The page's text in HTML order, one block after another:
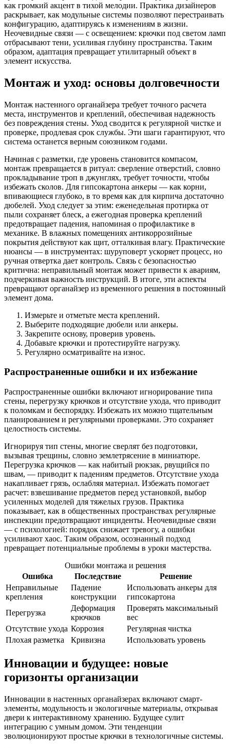
как громкий акцент в тихой мелодии. Практика дизайнеров
раскрывает, как модульные системы позволяют перестраивать
конфигурацию, адаптируясь к изменениям в жизни.
Неочевидные связи — с освещением: крючки под светом ламп
отбрасывают тени, усиливая глубину пространства. Таким
образом, адаптация превращает утилитарный объект в
элемент искусства.
Монтаж и уход: основы долговечности
Монтаж настенного органайзера требует точного расчета
места, инструментов и креплений, обеспечивая надежность
без повреждения стены. Уход сводится к регулярной чистке и
проверке, продлевая срок службы. Эти шаги гарантируют, что
система останется верным союзником годами.
Начиная с разметки, где уровень становится компасом,
монтаж превращается в ритуал: сверление отверстий, словно
прокладывание троп в джунглях, требует точности, чтобы
избежать сколов. Для гипсокартона анкеры — как корни,
впивающиеся глубоко, в то время как для кирпича достаточно
дюбелей. Уход следует за этим: еженедельная протирка от
пыли сохраняет блеск, а ежегодная проверка креплений
предотвращает падения, напоминая о профилактике в
механике. В влажных помещениях антикоррозийные
покрытия действуют как щит, отталкивая влагу. Практические
нюансы — в инструментах: шуруповерт ускоряет процесс, но
ручная отвертка дает контроль. Связь с безопасностью
критична: неправильный монтаж может привести к авариям,
подчеркивая важность инструкций. В итоге, эти аспекты
превращают органайзер из временного решения в постоянный
элемент дома.
Измерьте и отметьте места креплений.
Выберите подходящие дюбели или анкеры.
Закрепите основу, проверив уровень.
Добавьте крючки и протестируйте нагрузку.
Регулярно осматривайте на износ.
Распространенные ошибки и их избежание
Распространенные ошибки включают игнорирование типа
стены, перегрузку крючков и отсутствие ухода, что приводит
к поломкам и беспорядку. Избежать их можно тщательным
планированием и регулярными проверками. Это сохраняет
целостность системы.
Игнорируя тип стены, многие сверлят без подготовки,
вызывая трещины, словно землетрясение в миниатюре.
Перегрузка крючков — как набитый рюкзак, рвущийся по
швам, — приводит к падениям предметов. Отсутствие ухода
накапливает грязь, ослабляя материал. Избежать помогает
расчет: взвешивание предметов перед установкой, выбор
усиленных моделей для тяжелых грузов. Практика
показывает, как в общественных пространствах регулярные
инспекции предотвращают инциденты. Неочевидные связи
— с психологией: порядок снижает тревогу, а ошибки
усиливают хаос. Таким образом, осознанный подход
превращает потенциальные проблемы в уроки мастерства.
Ошибки монтажа и решения
Ошибка
Последствие
Решение
Неправильные
крепления
Падение
конструкции
Использовать анкеры для
гипсокартона
Перегрузка
Деформация
крючков
Проверять максимальный
вес
Отсутствие ухода Коррозия
Регулярная чистка
Плохая разметка
Кривизна Использовать уровень
Инновации и будущее: новые
горизонты организации
Инновации в настенных органайзерах включают смарт-
элементы, модульность и экологичные материалы, открывая
двери к интерактивному хранению. Будущее сулит
интеграцию с умным домом. Эти тенденции
эволюционируют простые крючки в технологичные системы.